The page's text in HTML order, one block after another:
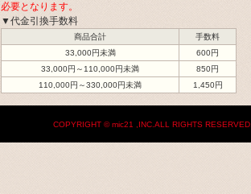
必要となります。
▼代金引換手数料
商品合計
手数料
33,000円未満
600円
33,000円～110,000円未満
850円
110,000円～330,000円未満
1,450円
COPYRIGHT © mic21 ,INC.ALL RIGHTS RESERVED.